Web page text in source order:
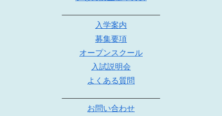
入学案内
募集要項
オープンスクール
入試説明会
よくある質問
お問い合わせ